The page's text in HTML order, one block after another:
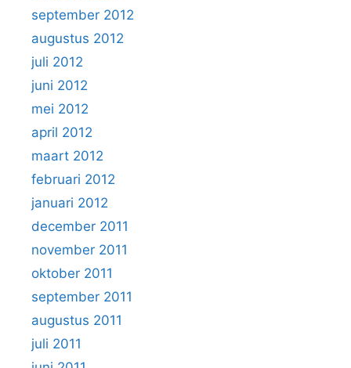
september 2012
augustus 2012
juli 2012
juni 2012
mei 2012
april 2012
maart 2012
februari 2012
januari 2012
december 2011
november 2011
oktober 2011
september 2011
augustus 2011
juli 2011